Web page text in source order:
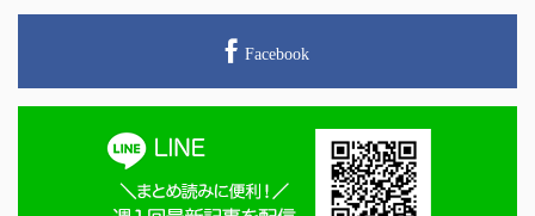
Facebook